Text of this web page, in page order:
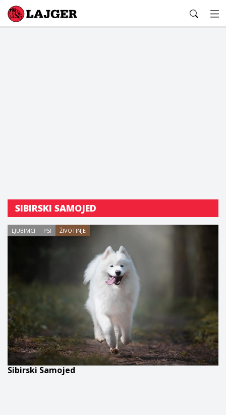
Lajger
SIBIRSKI SAMOJED
LJUBIMCI PSI ŽIVOTINJE
Sibirski Samojed